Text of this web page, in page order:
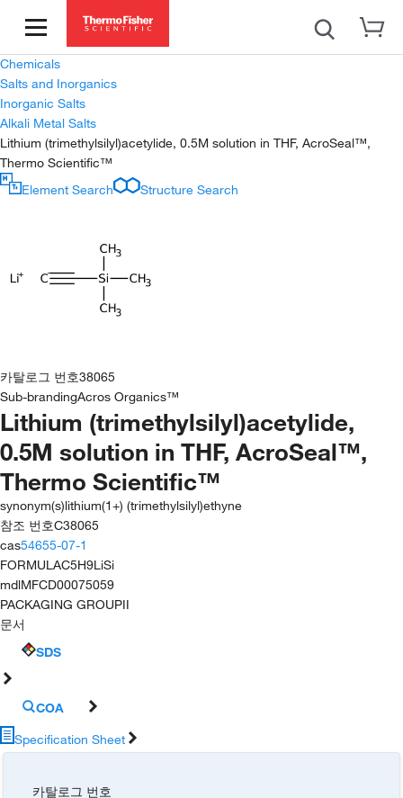
Chemicals
Salts and Inorganics
Inorganic Salts
Alkali Metal Salts
Lithium (trimethylsilyl)acetylide, 0.5M solution in THF, AcroSeal™,
Thermo Scientific™
Element Search
Structure Search
카탈로그 번호38065
Sub-brandingAcros Organics™
Lithium (trimethylsilyl)acetylide,
0.5M solution in THF, AcroSeal™,
Thermo Scientific™
synonym(s)lithium(1+) (trimethylsilyl)ethyne
참조 번호C38065
cas54655-07-1
FORMULAC5H9LiSi
mdlMFCD00075059
PACKAGING GROUPII
문서
SDS
COA
Specification Sheet
카탈로그 번호